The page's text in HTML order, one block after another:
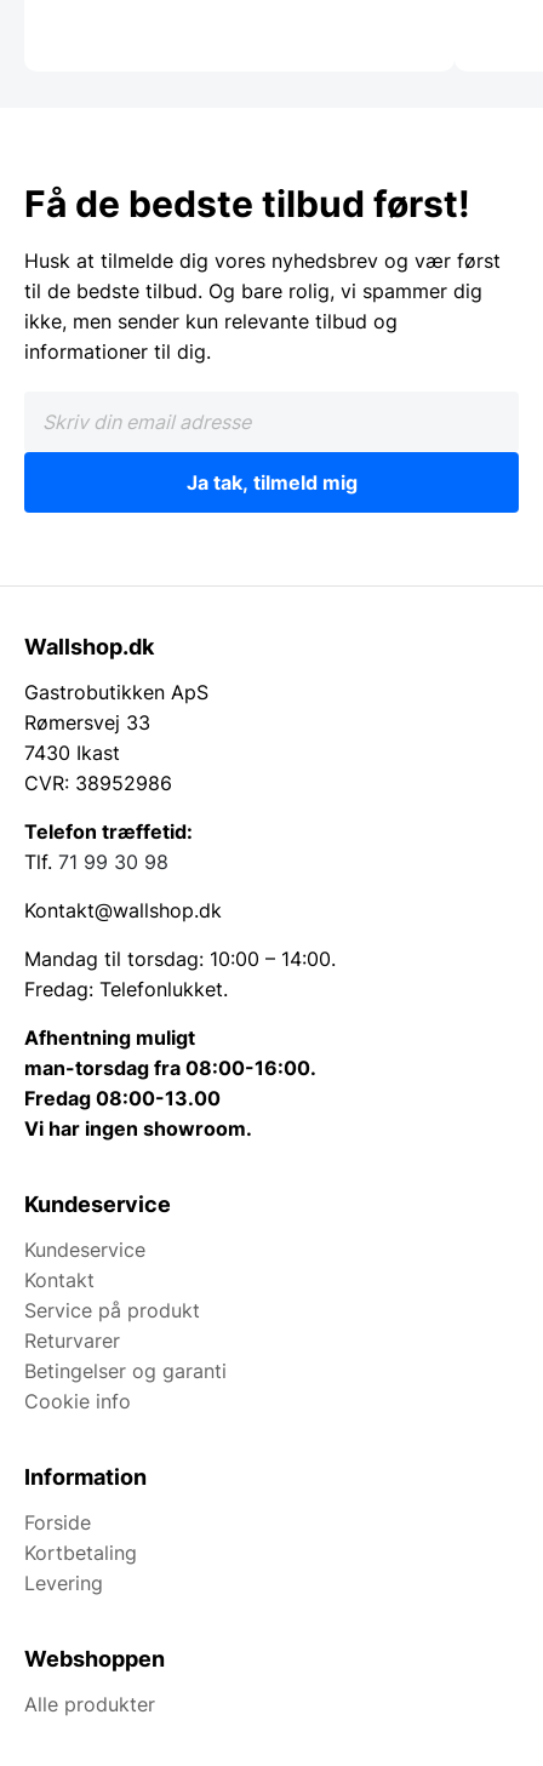
Få de bedste tilbud først!
Husk at tilmelde dig vores nyhedsbrev og vær først
til de bedste tilbud. Og bare rolig, vi spammer dig
ikke, men sender kun relevante tilbud og
informationer til dig.
Ja tak, tilmeld mig
Wallshop.dk
Gastrobutikken ApS
Rømersvej 33
7430 Ikast
CVR: 38952986
Telefon træffetid:
Tlf. 71 99 30 98
Kontakt@wallshop.dk
Mandag til torsdag: 10:00 – 14:00.
Fredag: Telefonlukket.
Afhentning muligt
man-torsdag fra 08:00-16:00.
Fredag 08:00-13.00
Vi har ingen showroom.
Kundeservice
Kundeservice
Kontakt
Service på produkt
Returvarer
Betingelser og garanti
Cookie info
Information
Forside
Kortbetaling
Levering
Webshoppen
Alle produkter